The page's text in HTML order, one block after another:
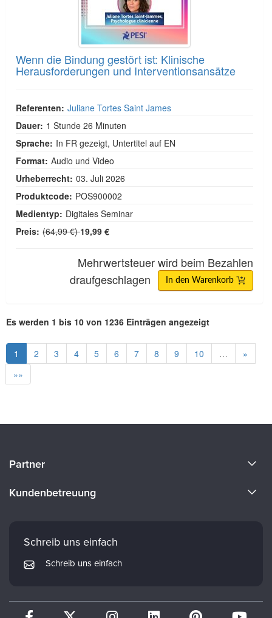
Wenn die Bindung gestört ist: Klinische
Herausforderungen und Interventionsansätze
Referenten: Juliane Tortes Saint James
Dauer: 1 Stunde 26 Minuten
Sprache: In FR gezeigt, Untertitel auf EN
Format: Audio und Video
Urheberrecht: 03. Juli 2026
Produktcode: POS900002
Medientyp: Digitales Seminar
Preis: Normalpreis:
(64,99 €)19,99 €
Mehrwertsteuer wird beim Bezahlen
draufgeschlagen
In den Warenkorb
Es werden 1 bis 10 von 1236 Einträgen angezeigt
1 2 3 4 5 6 7 8 9 10 …
»
»»
Karriere
Partner
Therapist.com
Kundenbetreuung
Häufig gestellte Fragen
Mein Konto
Schreib uns einfach
Schreib uns einfach